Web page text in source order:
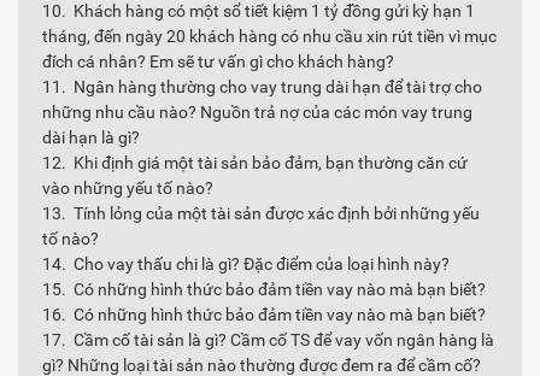
10. Khách hàng có một sổ tiết kiệm 1 tỷ đồng gửi kỳ hạn 1
tháng, đến ngày 20 khách hàng có nhu cầu xin rút tiền vì mục
đích cá nhân? Em sẽ tư vấn gì cho khách hàng?
11. Ngân hàng thường cho vay trung dài hạn để tài trợ cho
những nhu cầu nào? Nguồn trả nợ của các món vay trung
dài hạn là gì?
12. Khi định giá một tài sản bảo đảm, bạn thường căn cứ
vào những yếu tố nào?
13. Tính lỏng của một tài sản được xác định bởi những yếu
tố nào?
14. Cho vay thấu chi là gì? Đặc điểm của loại hình này?
15. Có những hình thức bảo đảm tiền vay nào mà bạn biết?
16. Có những hình thức bảo đảm tiền vay nào mà bạn biết?
17. Cầm cố tài sản là gì? Cầm cố TS để vay vốn ngân hàng là
gì? Những loại tài sản nào thường được đem ra để cầm cố?